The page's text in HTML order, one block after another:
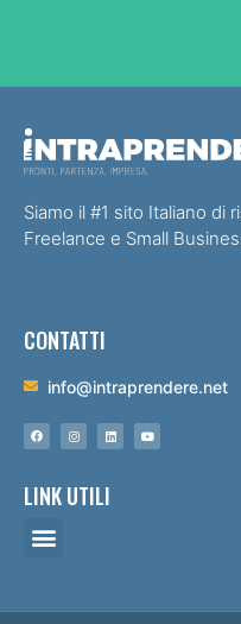
Siamo il #1 sito Italiano di
Freelance e Small
CONTATTI
info@intraprendere.net
LINK UTILI